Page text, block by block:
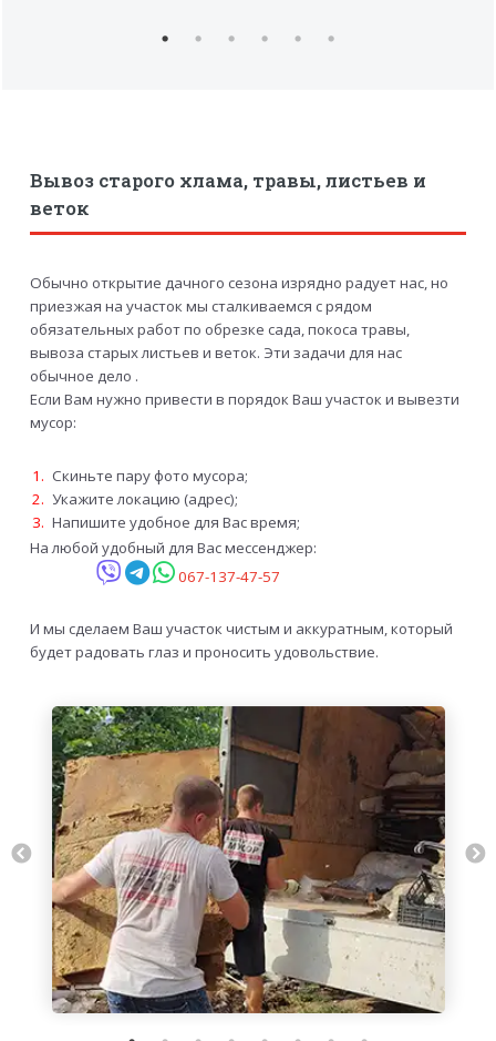
Вывоз старого хлама, травы, листьев и
веток
Обычно открытие дачного сезона изрядно радует нас, но
приезжая на участок мы сталкиваемся с рядом
обязательных работ по обрезке сада, покоса травы,
вывоза старых листьев и веток. Эти задачи для нас
обычное дело .
Если Вам нужно привести в порядок Ваш участок и вывезти
мусор:
Скиньте пару фото мусора;
Укажите локацию (адрес);
Напишите удобное для Вас время;
На любой удобный для Вас мессенджер:
067-137-47-57
И мы сделаем Ваш участок чистым и аккуратным, который
будет радовать глаз и проносить удовольствие.